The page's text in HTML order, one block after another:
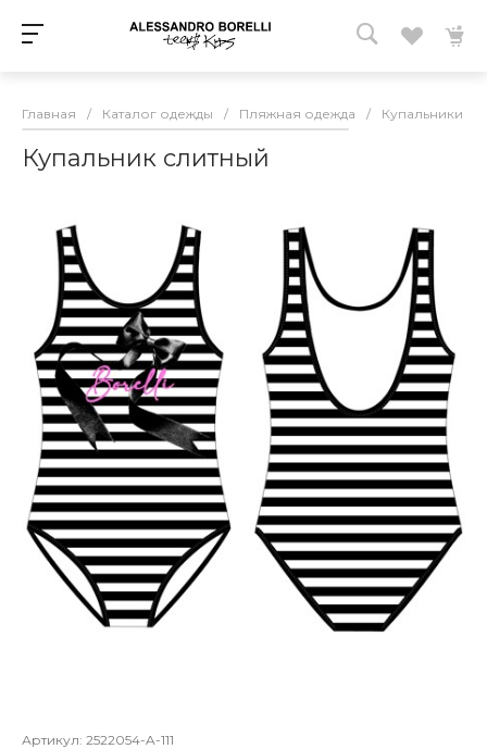
Главная / Каталог одежды / Пляжная одежда / Купальники
Купальник слитный
Артикул: 2522054-A-111